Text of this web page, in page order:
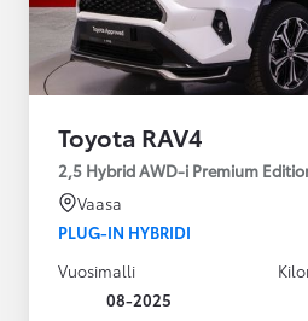
Toyota RAV4
2,5 Hybrid AWD-i Premium
Vaasa
PLUG-IN HYBRIDI
Vuosimalli
08-2025